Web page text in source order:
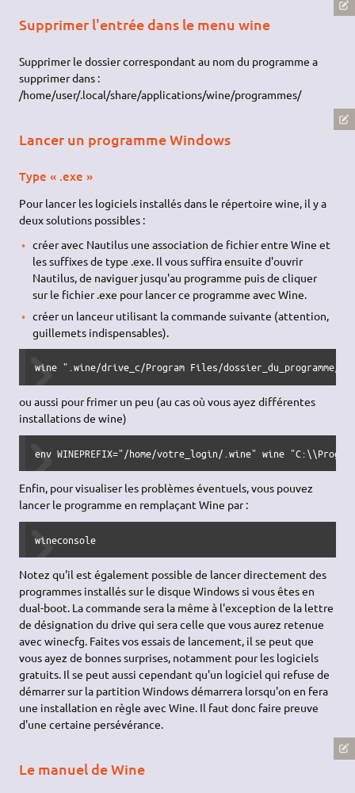
wine rundll32 setupapi.dll,InstallHinfSection
l'extension .inf dans ce dossier. Faites donc attention si votre
dossier comporte plusieurs .inf
Applications → Wine → Désinstaller un logiciel Wine
wine uninstaller
Supprimer l'entrée dans le menu wine
Supprimer le dossier correspondant au nom du programme a
supprimer dans :
/home/user/.local/share/applications/wine/programmes/
Lancer un programme Windows
Pour lancer les logiciels installés dans le répertoire wine, il y a
deux solutions possibles :
créer avec Nautilus une association de fichier entre Wine et
les suffixes de type .exe. Il vous suffira ensuite d'ouvrir
Nautilus, de naviguer jusqu'au programme puis de cliquer
créer un lanceur utilisant la commande suivante (attention,
guillemets indispensables).
wine ".wine/drive_c/Program Files/dossier_du_programme/
ou aussi pour frimer un peu (au cas où vous ayez différentes
installations de wine)
env WINEPREFIX="/home/votre_login/.wine" wine